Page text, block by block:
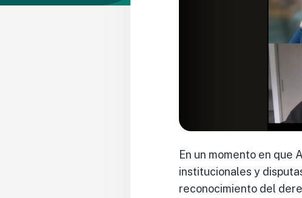
En un momento en
institucionales y
reconocimiento del